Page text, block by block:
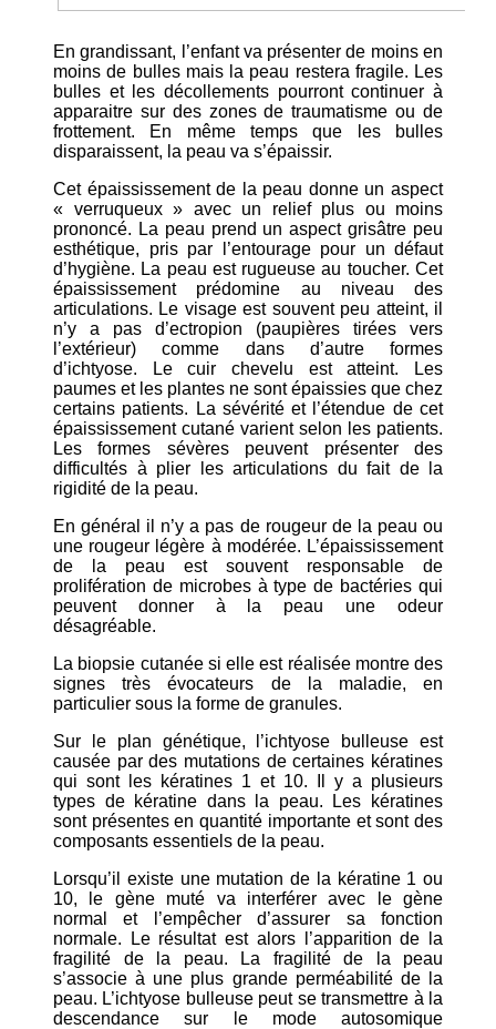
En grandissant, l’enfant va présenter de moins en
moins de bulles mais la peau restera fragile. Les
bulles et les décollements pourront continuer à
apparaitre sur des zones de traumatisme ou de
frottement. En même temps que les bulles
disparaissent, la peau va s’épaissir.
Cet épaississement de la peau donne un aspect
« verruqueux » avec un relief plus ou moins
prononcé. La peau prend un aspect grisâtre peu
esthétique, pris par l’entourage pour un défaut
d’hygiène. La peau est rugueuse au toucher. Cet
épaississement prédomine au niveau des
articulations. Le visage est souvent peu atteint, il
n’y a pas d’ectropion (paupières tirées vers
l’extérieur) comme dans d’autre formes
d’ichtyose. Le cuir chevelu est atteint. Les
paumes et les plantes ne sont épaissies que chez
certains patients. La sévérité et l’étendue de cet
épaississement cutané varient selon les patients.
Les formes sévères peuvent présenter des
difficultés à plier les articulations du fait de la
rigidité de la peau.
En général il n’y a pas de rougeur de la peau ou
une rougeur légère à modérée. L’épaississement
de la peau est souvent responsable de
prolifération de microbes à type de bactéries qui
peuvent donner à la peau une odeur
désagréable.
La biopsie cutanée si elle est réalisée montre des
signes très évocateurs de la maladie, en
particulier sous la forme de granules.
Sur le plan génétique, l’ichtyose bulleuse est
causée par des mutations de certaines kératines
qui sont les kératines 1 et 10. Il y a plusieurs
types de kératine dans la peau. Les kératines
sont présentes en quantité importante et sont des
composants essentiels de la peau.
Lorsqu’il existe une mutation de la kératine 1 ou
10, le gène muté va interférer avec le gène
normal et l’empêcher d’assurer sa fonction
normale. Le résultat est alors l’apparition de la
fragilité de la peau. La fragilité de la peau
s’associe à une plus grande perméabilité de la
peau. L’ichtyose bulleuse peut se transmettre à la
descendance sur le mode autosomique